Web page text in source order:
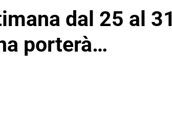
dal 25 al 31
porterà…